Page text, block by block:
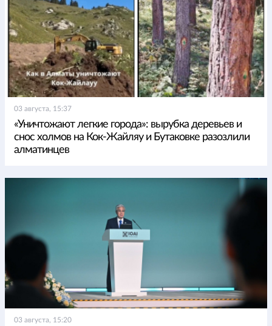
03 августа, 15:37
«Уничтожают легкие города»: вырубка деревьев и
снос холмов на Кок-Жайляу и Бутаковке разозлили
алматинцев
03 августа, 15:20